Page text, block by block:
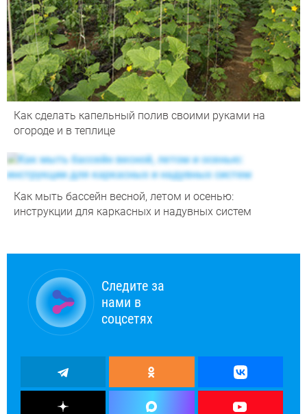
Как сделать капельный полив своими руками на
огороде и в теплице
Как мыть бассейн весной, летом и осенью:
инструкции для каркасных и надувных систем
Следите за
нами в
соцсетях